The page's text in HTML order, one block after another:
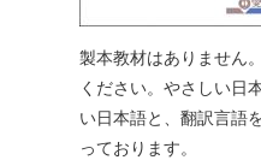
製本教材はありません
ください。やさしい日
い日本語と、翻訳言語
っております。